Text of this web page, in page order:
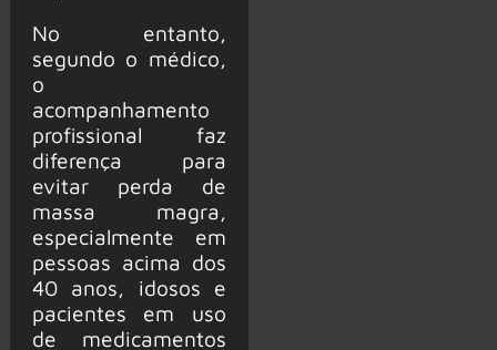
No entanto,
segundo o médico,
o
acompanhamento
profissional faz
diferença para
evitar perda de
massa magra,
especialmente em
pessoas acima dos
40 anos, idosos e
pacientes em uso
de medicamentos